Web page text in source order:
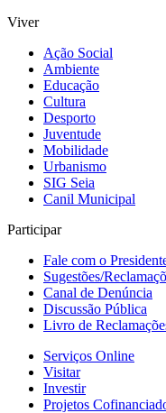
Viver
Ação Social
Ambiente
Educação
Cultura
Desporto
Juventude
Mobilidade
Urbanismo
SIG Seia
Canil Municipal
Participar
Fale com o
Sugestões/
Canal de Denúncia
Discussão Pública
Livro de
Serviços Online
Visitar
Investir
Projetos